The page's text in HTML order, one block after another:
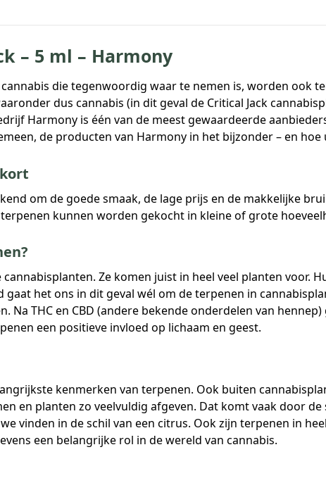
– 5 ml – Harmony
die tegenwoordig waar te nemen is, worden ook
dus cannabis (in dit geval de Critical Jack
Harmony is één van de meest gewaardeerde
de producten van Harmony in het bijzonder – en
om de goede smaak, de lage prijs en de makkelijke
kunnen worden gekocht in kleine of grote
Ze komen juist in heel veel planten voor.
gaat het ons in dit geval wél om de terpenen in
Na THC en CBD (andere bekende onderdelen van
een positieve invloed op lichaam en geest.
kenmerken van terpenen. Ook buiten
en planten zo veelvuldig afgeven. Dat komt vaak door
vinden in de schil van een citrus. Ook zijn terpenen in
een belangrijke rol in de wereld van cannabis.